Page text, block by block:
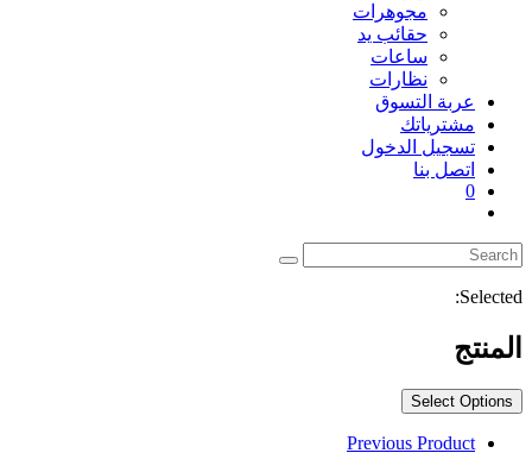
مجوهرات
حقائب يد
ساعات
نظارات
عربة التسوق
مشترياتك
تسجيل الدخول
اتصل بنا
0
search
Selected:
المنتج
Select Options
Previous Product